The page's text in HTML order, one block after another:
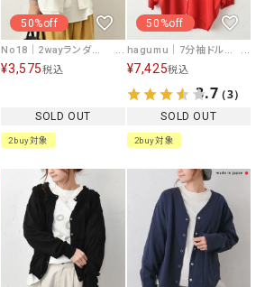
50%off
No18｜2wayランダムドットカーデ [[852418]][C]
¥3,575税込
SOLD OUT
2buy対象
50%off
hagumu｜7分袖ドルマンスリーブリネンカーデ [[ha-CD-27]][C]
¥7,425税込
3.7（3）
SOLD OUT
2buy対象